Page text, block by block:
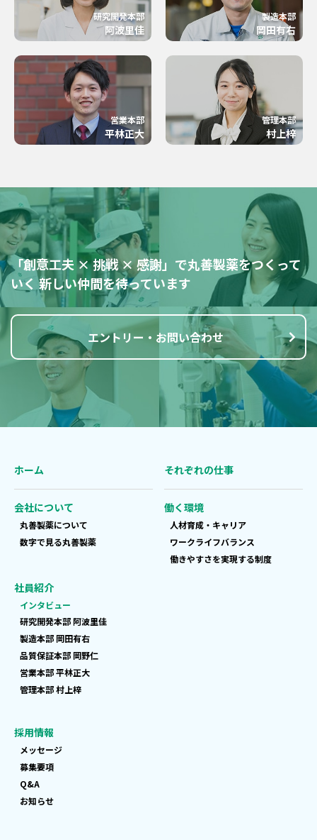
研究開発本部
阿波里佳
製造本部
岡田有右
営業本部
平林正大
管理本部
村上梓
「創意工夫 × 挑戦 × 感謝」で丸善製薬をつくって
いく 新しい仲間を待っています
エントリー・お問い合わせ
ホーム
会社について
丸善製薬について
数字で見る丸善製薬
それぞれの仕事
働く環境
人材育成・キャリア
ワークライフバランス
働きやすさを実現する制度
社員紹介
インタビュー
研究開発本部 阿波里佳
製造本部 岡田有右
品質保証本部 岡野仁
営業本部 平林正大
管理本部 村上梓
採用情報
メッセージ
募集要項
Q&A
お知らせ